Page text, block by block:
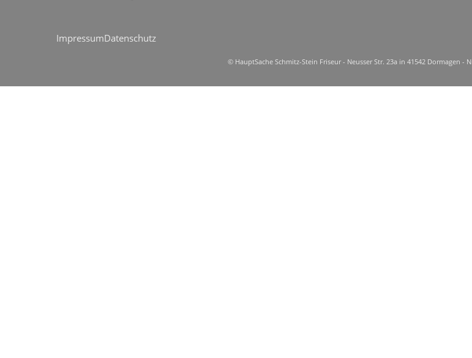
ImpressumDatenschutz
© HauptSache Schmitz-Stein Friseur - Neusser Str. 23a in 41542 Dormagen -